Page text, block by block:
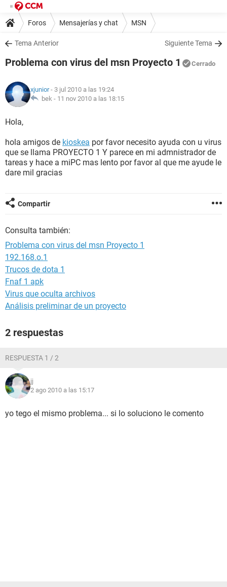
Foros Mensajerías y chat MSN
Tema Anterior Siguiente Tema
Problema con virus del msn Proyecto 1 Cerrado
xjunior- 3 jul 2010 a las 19:24
bek - 11 nov 2010 a las 18:15
Hola,
hola amigos de kioskea por favor necesito ayuda con u virus
que se llama PROYECTO 1 Y parece en mi admnistrador de
tareas y hace a miPC mas lento por favor al que me ayude le
dare mil gracias
Compartir
Consulta también:
Problema con virus del msn Proyecto 1
192.168.o.1
Trucos de dota 1
Fnaf 1 apk
Virus que oculta archivos
Análisis preliminar de un proyecto
2 respuestas
RESPUESTA 1 / 2
jj
2 ago 2010 a las 15:17
yo tego el mismo problema... si lo soluciono le comento